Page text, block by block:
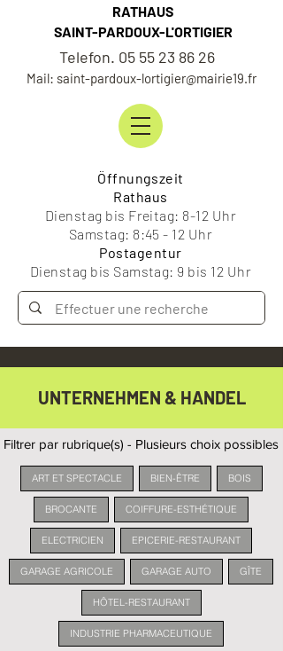
RATHAUS
SAINT-PARDOUX-L'ORTIGIER
Telefon. 05 55 23 86 26
Mail: saint-pardoux-lortigier@mairie19.fr
Öffnungszeit
Rathaus
Dienstag bis Freitag: 8-12 Uhr
Samstag: 8:45 - 12 Uhr
Postagentur
Dienstag bis Samstag: 9 bis 12 Uhr
UNTERNEHMEN & HANDEL
Filtrer par rubrique(s) - Plusieurs choix possibles
ART ET SPECTACLE BIEN-ÊTRE BOIS
BROCANTE COIFFURE-ESTHÉTIQUE
ELECTRICIEN EPICERIE-RESTAURANT
GARAGE AGRICOLE GARAGE AUTO GÎTE
HÔTEL-RESTAURANT
INDUSTRIE PHARMACEUTIQUE